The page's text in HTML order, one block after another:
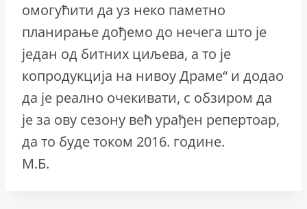
омогућити да уз неко паметно
планирање дођемо до нечега што је
један од битних циљева, а то је
копродукција на нивоу Драме“ и додао
да је реално очекивати, с обзиром да
је за ову сезону већ урађен репертоар,
да то буде током 2016. године.
М.Б.